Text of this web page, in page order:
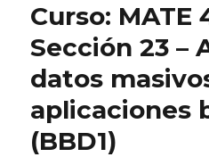
Curso: MATE
Sección 23 –
datos
aplicaciones
(BBD1)